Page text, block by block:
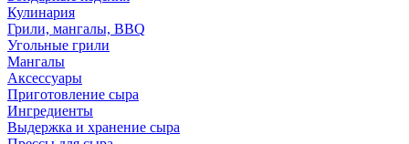
Кулинария
Грили, мангалы, BBQ
Угольные грили
Мангалы
Аксессуары
Приготовление сыра
Ингредиенты
Выдержка и хранение сыра